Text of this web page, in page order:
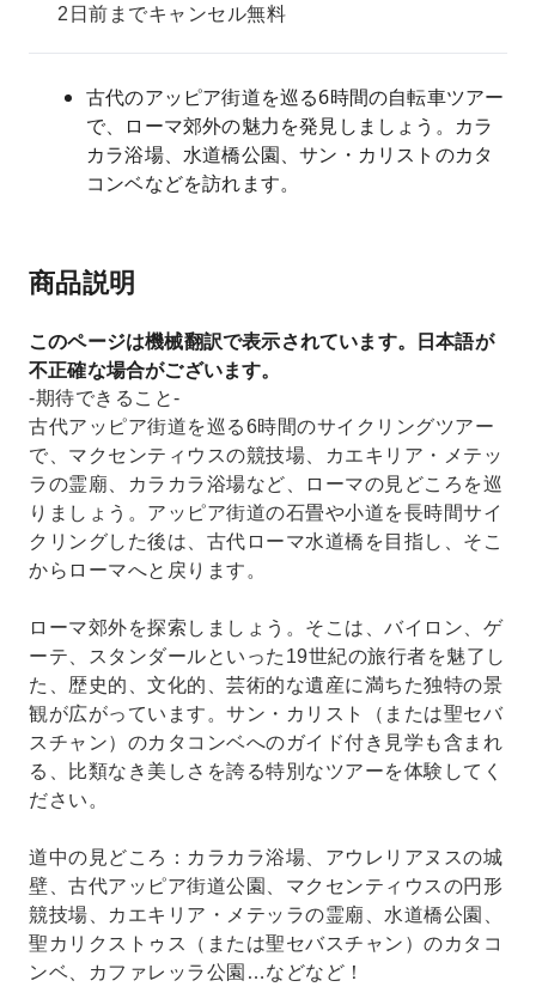
2日前までキャンセル無料
古代のアッピア街道を巡る6時間の自転車ツアー
で、ローマ郊外の魅力を発見しましょう。カラ
カラ浴場、水道橋公園、サン・カリストのカタ
コンベなどを訪れます。
商品説明
このページは機械翻訳で表示されています。日本語が
不正確な場合がございます。
-期待できること-
古代アッピア街道を巡る6時間のサイクリングツアー
で、マクセンティウスの競技場、カエキリア・メテッ
ラの霊廟、カラカラ浴場など、ローマの見どころを巡
りましょう。アッピア街道の石畳や小道を長時間サイ
クリングした後は、古代ローマ水道橋を目指し、そこ
からローマへと戻ります。
ローマ郊外を探索しましょう。そこは、バイロン、ゲ
ーテ、スタンダールといった19世紀の旅行者を魅了し
た、歴史的、文化的、芸術的な遺産に満ちた独特の景
観が広がっています。サン・カリスト（または聖セバ
スチャン）のカタコンベへのガイド付き見学も含まれ
る、比類なき美しさを誇る特別なツアーを体験してく
ださい。
道中の見どころ：カラカラ浴場、アウレリアヌスの城
壁、古代アッピア街道公園、マクセンティウスの円形
競技場、カエキリア・メテッラの霊廟、水道橋公園、
聖カリクストゥス（または聖セバスチャン）のカタコ
ンベ、カファレッラ公園…などなど！